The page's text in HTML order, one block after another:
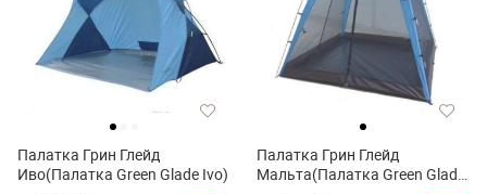
Палатка Грин Глейд
Иво(Палатка Green Glade Ivo)
Палатка Грин Глейд
Мальта(Палатка Green Glade